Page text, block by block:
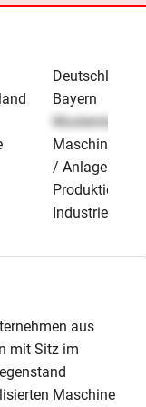
Deutschland
Bayern
Musterstadt
/ Anlagenbau
Produktion &
Industrie
aus
mit Sitz im
Maschine